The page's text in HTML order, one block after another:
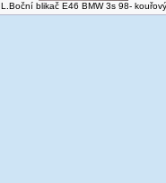
L.Boční blikač E46 BMW 3s 98- kouřový